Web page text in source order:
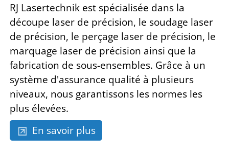
RJ Lasertechnik est spécialisée dans la
découpe laser de précision, le soudage laser
de précision, le perçage laser de précision, le
marquage laser de précision ainsi que la
fabrication de sous-ensembles. Grâce à un
système d'assurance qualité à plusieurs
niveaux, nous garantissons les normes les
plus élevées.
En savoir plus